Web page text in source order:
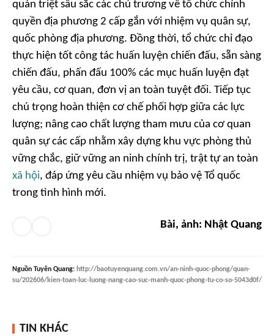
quán triệt sâu sắc các chủ trương về tổ chức chính
quyền địa phương 2 cấp gắn với nhiệm vụ quân sự,
quốc phòng địa phương. Đồng thời, tổ chức chỉ đạo
thực hiện tốt công tác huấn luyện chiến đấu, sẵn sàng
chiến đấu, phấn đấu 100% các mục huấn luyện đạt
yêu cầu, cơ quan, đơn vị an toàn tuyệt đối. Tiếp tục
chú trọng hoàn thiện cơ chế phối hợp giữa các lực
lượng; nâng cao chất lượng tham mưu của cơ quan
quân sự các cấp nhằm xây dựng khu vực phòng thủ
vững chắc, giữ vững an ninh chính trị, trật tự an toàn
xã hội, đáp ứng yêu cầu nhiệm vụ bảo vệ Tổ quốc
trong tình hình mới.
Bài, ảnh: Nhật Quang
Nguồn Tuyên Quang: http://baotuyenquang.com.vn/an-ninh-quoc-phong/quan-
su/202606/kien-toan-luc-luong-nang-cao-suc-manh-quoc-phong-tu-co-so-5043d0f/
TIN KHÁC